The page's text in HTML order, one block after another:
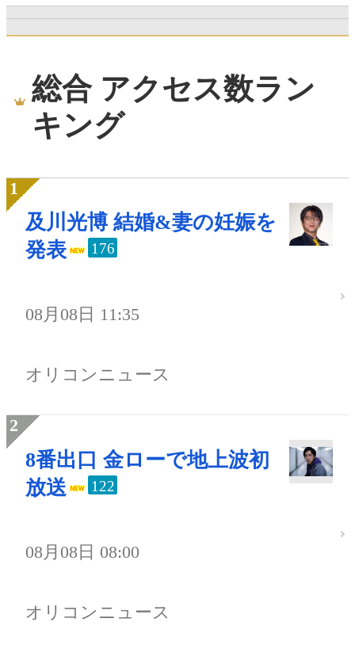
総合 アクセス数ラン
キング
及川光博 結婚&妻の妊娠を
発表
176
08月08日 11:35
オリコンニュース
8番出口 金ローで地上波初
放送
122
08月08日 08:00
オリコンニュース